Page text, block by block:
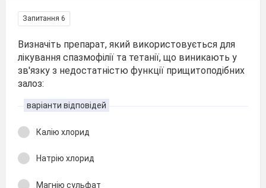
Запитання 6
Визначіть препарат, який використовується для
лікування спазмофілії та тетанії, що виникають у
зв'язку з недостатністю функції прищитоподібних
залоз:
варіанти відповідей
Калію хлорид
Натрію хлорид
Магнію сульфат